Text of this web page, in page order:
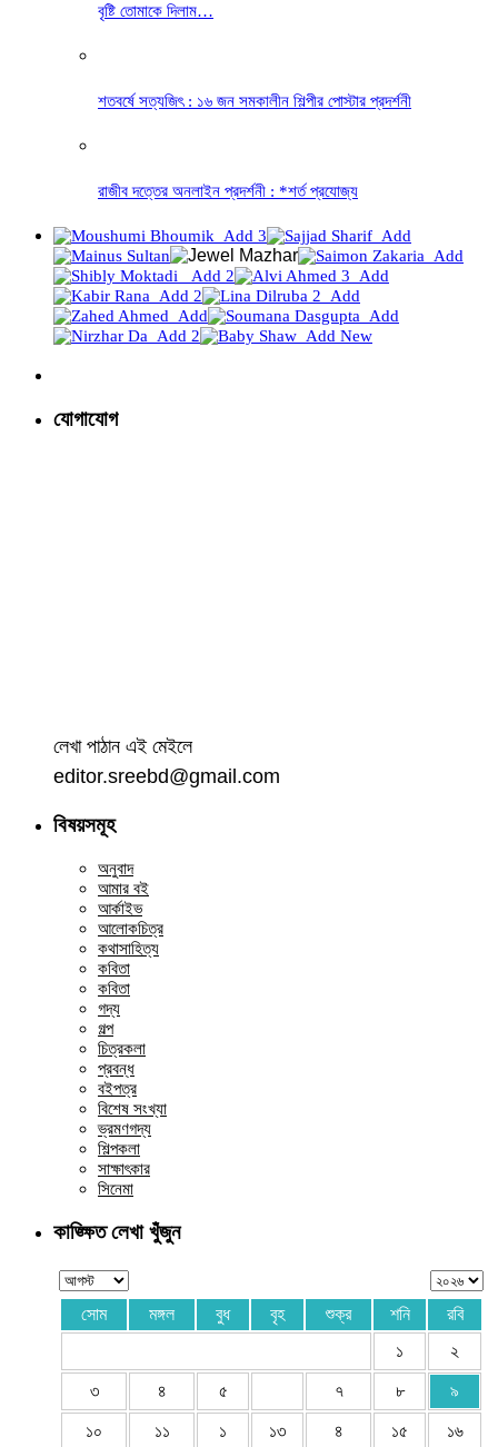
বৃষ্টি তোমাকে দিলাম…
শতবর্ষে সত্যজিৎ : ১৬ জন সমকালীন শিল্পীর পোস্টার প্রদর্শনী
রাজীব দত্তের অনলাইন প্রদর্শনী : *শর্ত প্রযোজ্য
যোগাযোগ
লেখা পাঠান এই মেইলে
editor.sreebd@gmail.com
বিষয়সমূহ
অনুবাদ
আমার বই
আর্কাইভ
আলোকচিত্র
কথাসাহিত্য
কবিতা
কবিতা
গদ্য
গল্প
চিত্রকলা
প্রবন্ধ
বইপত্র
বিশেষ সংখ্যা
ভ্রমণগদ্য
শিল্পকলা
সাক্ষাৎকার
সিনেমা
কাঙ্ক্ষিত লেখা খুঁজুন
সোম মঙ্গল বুধ বৃহ শুক্র শনি
রবি
১
২
৩ ৪ ৫ ৭ ৮ ৯
১০ ১১ ১ ১৩ ৪ ১৫ ১৬